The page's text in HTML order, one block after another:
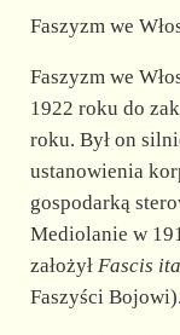
Faszyzm we
Faszyzm we
1922 roku do
roku. Był on
ustanowienia
gospodarką
Mediolanie w
założył Fascis
Faszyści Bojowi).